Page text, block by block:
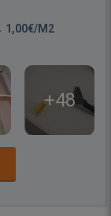
1,00€/M2
+48